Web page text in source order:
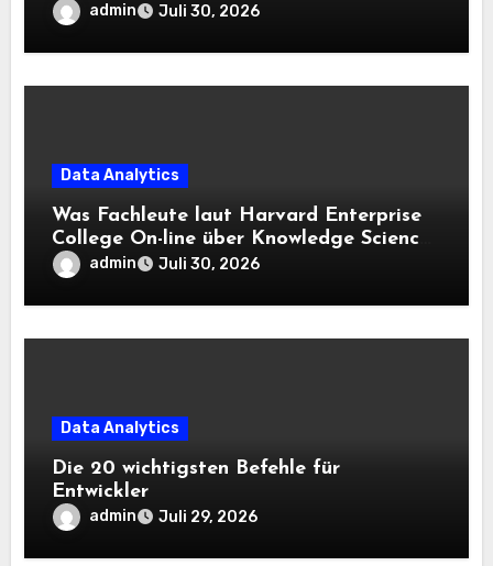
admin Juli 30, 2026
Data Analytics
Was Fachleute laut Harvard Enterprise
College On-line über Knowledge Science
und KI wissen sollten
admin Juli 30, 2026
Data Analytics
Die 20 wichtigsten Befehle für
Entwickler
admin Juli 29, 2026